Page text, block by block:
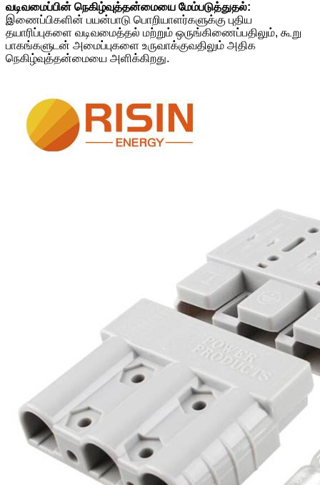
வடிவமைப்பின் நெகிழ்வுத்தன்மையை மேம்படுத்துதல்:
இணைப்பிகளின் பயன்பாடு பொறியாளர்களுக்கு புதிய
தயாரிப்புகளை வடிவமைத்தல் மற்றும் ஒருங்கிணைப்பதிலும், கூறு
பாகங்களுடன் அமைப்புகளை உருவாக்குவதிலும் அதிக
நெகிழ்வுத்தன்மையை அளிக்கிறது.